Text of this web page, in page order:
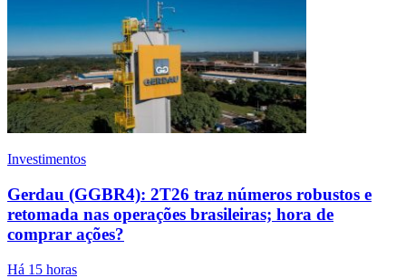
Investimentos
Gerdau (GGBR4): 2T26 traz números robustos e
retomada nas operações brasileiras; hora de
comprar ações?
Há 15 horas